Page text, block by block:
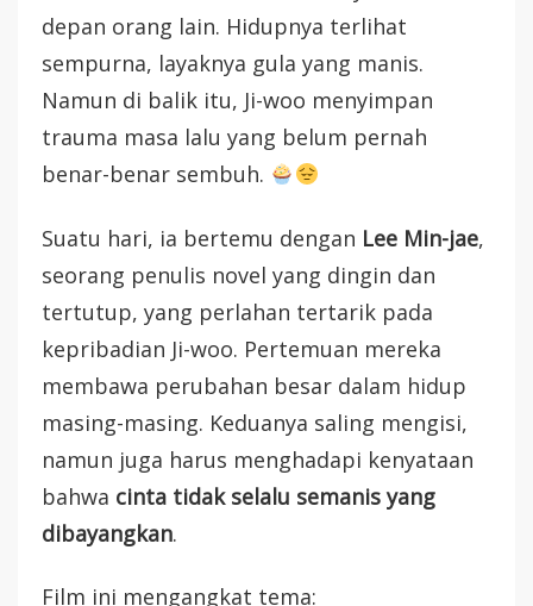
depan orang lain. Hidupnya terlihat
sempurna, layaknya gula yang manis.
Namun di balik itu, Ji-woo menyimpan
trauma masa lalu yang belum pernah
benar-benar sembuh.
Suatu hari, ia bertemu dengan Lee Min-jae,
seorang penulis novel yang dingin dan
tertutup, yang perlahan tertarik pada
kepribadian Ji-woo. Pertemuan mereka
membawa perubahan besar dalam hidup
masing-masing. Keduanya saling mengisi,
namun juga harus menghadapi kenyataan
bahwa cinta tidak selalu semanis yang
dibayangkan.
Film ini mengangkat tema: